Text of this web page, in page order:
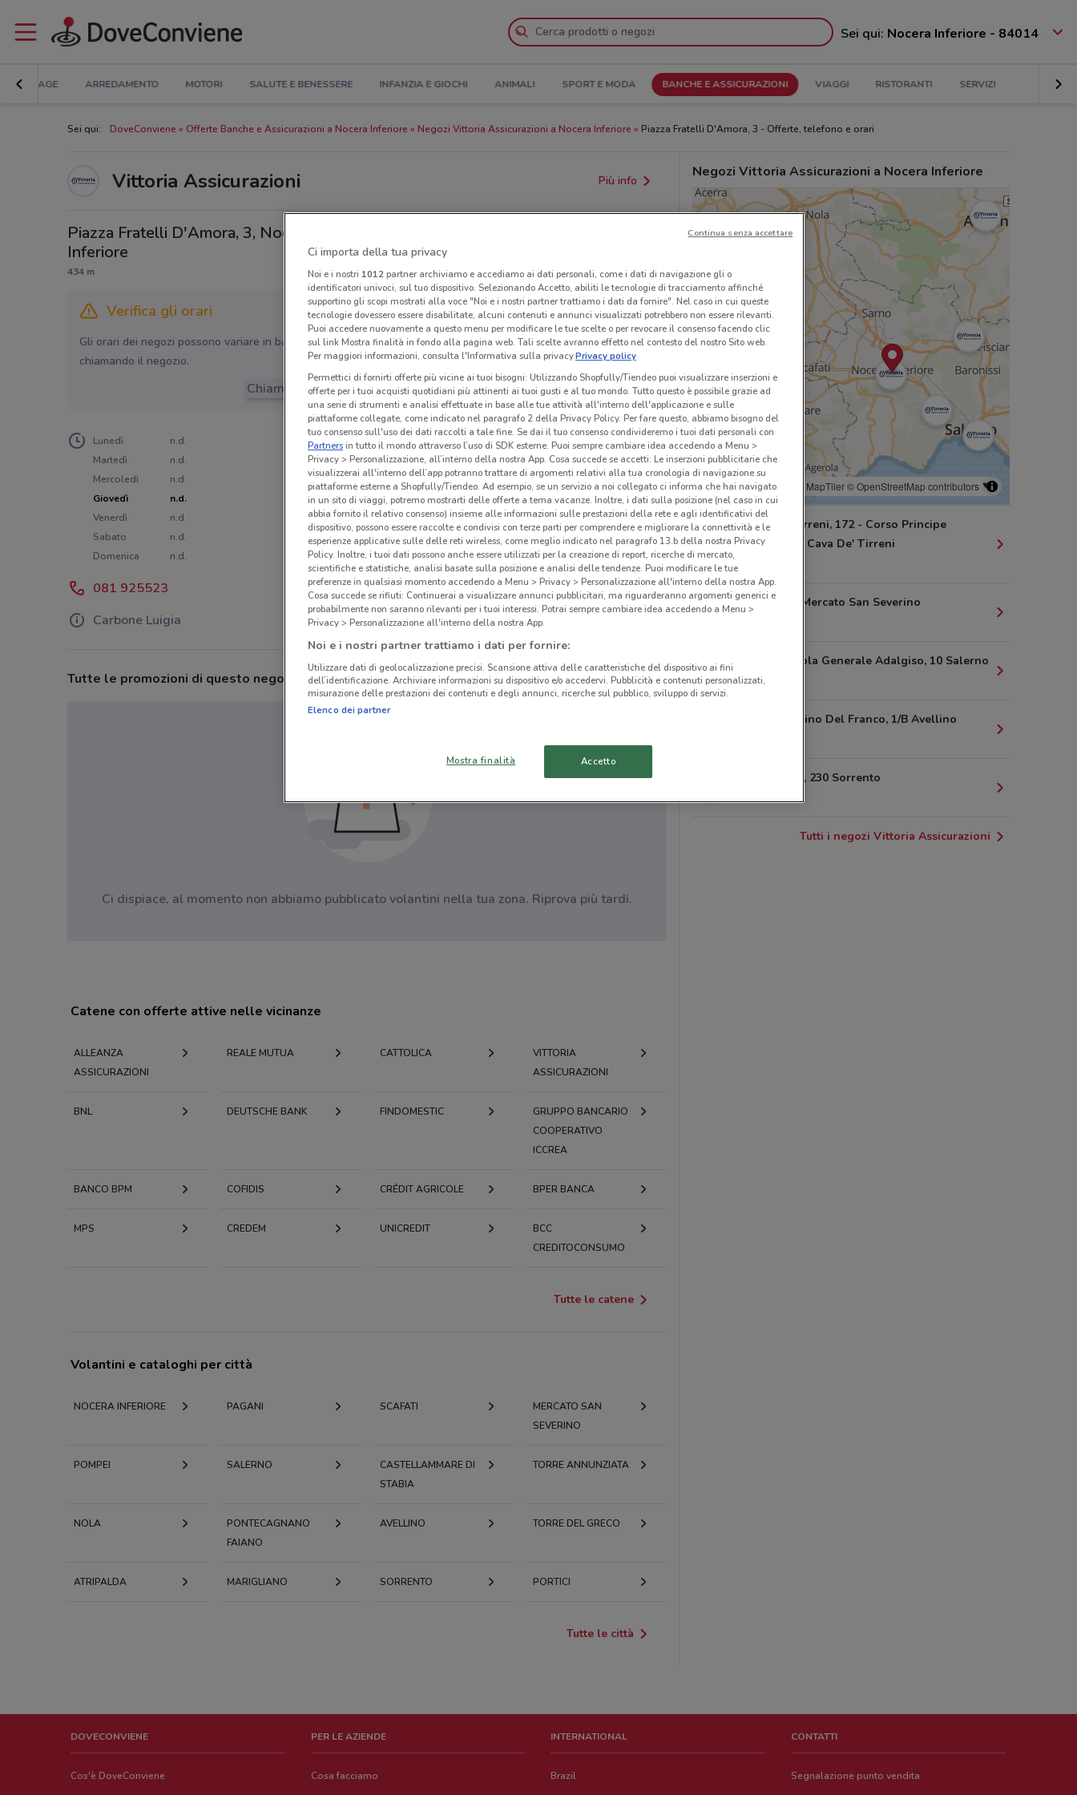
Sei qui: Nocera Inferiore - 84014
BRICOLAGE ARREDAMENTO MOTORI SALUTE E BENESSERE INFANZIA E GIOCHI ANIMALI SPORT E MODA BANCHE E ASSICURAZIONI VIAGGI RISTORANTI SERVIZI
Sei qui: DoveConviene Offerte Banche e Assicurazioni a Nocera Inferiore Negozi Vittoria Assicurazioni a Nocera Inferiore Piazza Fratelli D'Amora, 3 - Offerte, telefono e orari
Vittoria Assicurazioni Più info
Piazza Fratelli D'Amora, 3, Nocera
Inferiore
434 m
Verifica gli orari
Gli orari dei negozi possono variare in base agli ultimi provvedimenti regionali o nazionali. Verifica l’accuratezza
chiamando il negozio.
Chiama il negozio
Lunedì
n.d.
Martedì
n.d.
Mercoledì
n.d.
Giovedì
n.d.
Venerdì
n.d.
Sabato
n.d.
Domenica
n.d.
081 925523
Carbone Luigia
Tutte le promozioni di questo negozio
Ci dispiace, al momento non abbiamo pubblicato volantini nella tua zona. Riprova più tardi.
Negozi Vittoria Assicurazioni a Nocera Inferiore
© MapTiler© OpenStreetMap contributors
Cava Dei Tirreni, 172 - Corso Principe
Amedeo, 55 Cava De' Tirreni
Via Torino Mercato San Severino
Via Amendola Generale Adalgiso, 10 Salerno
13.5 km
Via Costantino Del Franco, 1/B Avellino
Corso Italia, 230 Sorrento
Tutti i negozi Vittoria Assicurazioni
Catene con offerte attive nelle vicinanze
ALLEANZA
ASSICURAZIONI
REALE MUTUA CATTOLICA
VITTORIA
ASSICURAZIONI
BNL DEUTSCHE BANK FINDOMESTIC
GRUPPO BANCARIO
COOPERATIVO
ICCREA
BANCO BPM COFIDIS CRÉDIT AGRICOLE BPER BANCA
MPS CREDEM UNICREDIT
BCC
CREDITOCONSUMO
Tutte le catene
Volantini e cataloghi per città
NOCERA INFERIORE PAGANI SCAFATI
MERCATO SAN
SEVERINO
POMPEI SALERNO
CASTELLAMMARE DI
STABIA
TORRE ANNUNZIATA
NOLA
PONTECAGNANO
FAIANO
AVELLINO TORRE DEL GRECO
ATRIPALDA MARIGLIANO SORRENTO PORTICI
Tutte le città
DOVECONVIENE
Cos'è DoveConviene
PER LE AZIENDE
Cosa facciamo
INTERNATIONAL
Brazil
CONTATTI
Segnalazione punto vendita
Ci importa della tua privacy
Noi e i nostri 1012partner archiviamo e accediamo ai dati personali, come i dati di navigazione gli o
identificatori univoci, sul tuo dispositivo. Selezionando Accetto, abiliti le tecnologie di tracciamento affinché
supportino gli scopi mostrati alla voce "Noi e i nostri partner trattiamo i dati da fornire". Nel caso in cui queste
tecnologie dovessero essere disabilitate, alcuni contenuti e annunci visualizzati potrebbero non essere rilevanti.
Puoi accedere nuovamente a questo menu per modificare le tue scelte o per revocare il consenso facendo clic
sul link Mostra finalità in fondo alla pagina web. Tali scelte avranno effetto nel contesto del nostro Sito web.
Per maggiori informazioni, consulta l'Informativa sulla privacy.Privacy policy
Permettici di fornirti offerte più vicine ai tuoi bisogni: Utilizzando Shopfully/Tiendeo puoi visualizzare inserzioni e
offerte per i tuoi acquisti quotidiani più attinenti ai tuoi gusti e al tuo mondo. Tutto questo è possibile grazie ad
una serie di strumenti e analisi effettuate in base alle tue attività all'interno dell'applicazione e sulle
piattaforme collegate, come indicato nel paragrafo 2 della Privacy Policy. Per fare questo, abbiamo bisogno del
tuo consenso sull'uso dei dati raccolti a tale fine. Se dai il tuo consenso condivideremo i tuoi dati personali con
Partnersin tutto il mondo attraverso l’uso di SDK esterne. Puoi sempre cambiare idea accedendo a Menu >
Privacy > Personalizzazione, all’interno della nostra App. Cosa succede se accetti: Le inserzioni pubblicitarie che
visualizzerai all'interno dell’app potranno trattare di argomenti relativi alla tua cronologia di navigazione su
piattaforme esterne a Shopfully/Tiendeo. Ad esempio, se un servizio a noi collegato ci informa che hai navigato
in un sito di viaggi, potremo mostrarti delle offerte a tema vacanze. Inoltre, i dati sulla posizione (nel caso in cui
abbia fornito il relativo consenso) insieme alle informazioni sulle prestazioni della rete e agli identificativi del
dispositivo, possono essere raccolte e condivisi con terze parti per comprendere e migliorare la connettività e le
esperienze applicative sulle delle reti wireless, come meglio indicato nel paragrafo 13.b della nostra Privacy
Policy. Inoltre, i tuoi dati possono anche essere utilizzati per la creazione di report, ricerche di mercato,
scientifiche e statistiche, analisi basate sulla posizione e analisi delle tendenze. Puoi modificare le tue
preferenze in qualsiasi momento accedendo a Menu > Privacy > Personalizzazione all'interno della nostra App.
Cosa succede se rifiuti: Continuerai a visualizzare annunci pubblicitari, ma riguarderanno argomenti generici e
probabilmente non saranno rilevanti per i tuoi interessi. Potrai sempre cambiare idea accedendo a Menu >
Privacy > Personalizzazione all'interno della nostra App.
Noi e i nostri partner trattiamo i dati per fornire:
Utilizzare dati di geolocalizzazione precisi. Scansione attiva delle caratteristiche del dispositivo ai fini
dell’identificazione. Archiviare informazioni su dispositivo e/o accedervi. Pubblicità e contenuti personalizzati,
misurazione delle prestazioni dei contenuti e degli annunci, ricerche sul pubblico, sviluppo di servizi.
Elenco dei partner
Mostra finalità Accetto
Continua senza accettare